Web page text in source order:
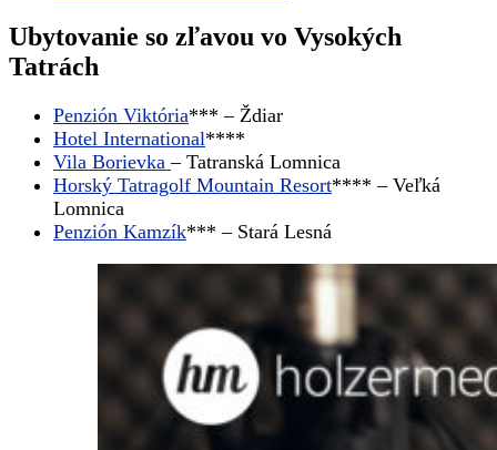
Ubytovanie so zľavou vo Vysokých
Tatrách
Penzión Viktória*** – Ždiar
Hotel International****
Vila Borievka– Tatranská Lomnica
Horský Tatragolf Mountain Resort**** – Veľká
Lomnica
Penzión Kamzík*** – Stará Lesná